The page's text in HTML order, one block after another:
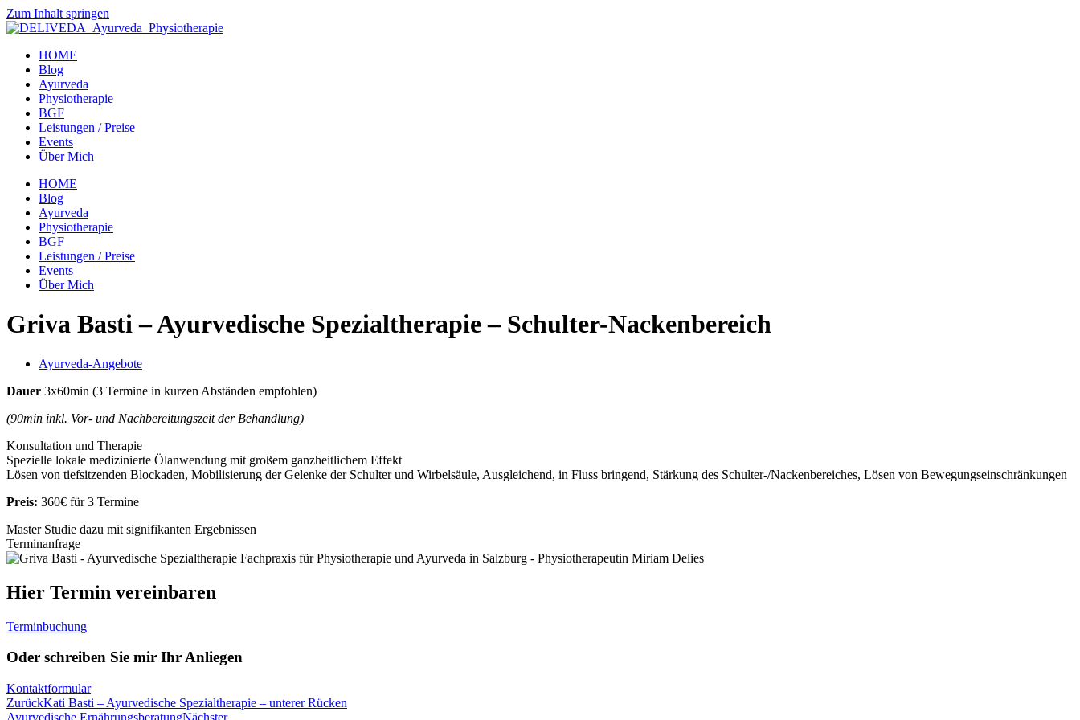
Zum Inhalt springen
HOME
Blog
Ayurveda
Physiotherapie
BGF
Leistungen / Preise
Events
Über Mich
HOME
Blog
Ayurveda
Physiotherapie
BGF
Leistungen / Preise
Events
Über Mich
Griva Basti – Ayurvedische Spezialtherapie – Schulter-Nackenbereich
Ayurveda-Angebote
Dauer 3x60min (3 Termine in kurzen Abständen empfohlen)
(90min inkl. Vor- und Nachbereitungszeit der Behandlung)
Konsultation und Therapie
Spezielle lokale medizinierte Ölanwendung mit großem ganzheitlichem Effekt
Lösen von tiefsitzenden Blockaden, Mobilisierung der Gelenke der Schulter und Wirbelsäule, Ausgleichend, in Fluss bringend, Stärkung des Schulter-/Nackenbereiches, Lösen von Bewegungseinschränkungen
Preis: 360€ für 3 Termine
Master Studie dazu mit signifikanten Ergebnissen
Terminanfrage
Hier Termin vereinbaren
Terminbuchung
Oder schreiben Sie mir Ihr Anliegen
Kontaktformular
ZurückKati Basti – Ayurvedische Spezialtherapie – unterer Rücken